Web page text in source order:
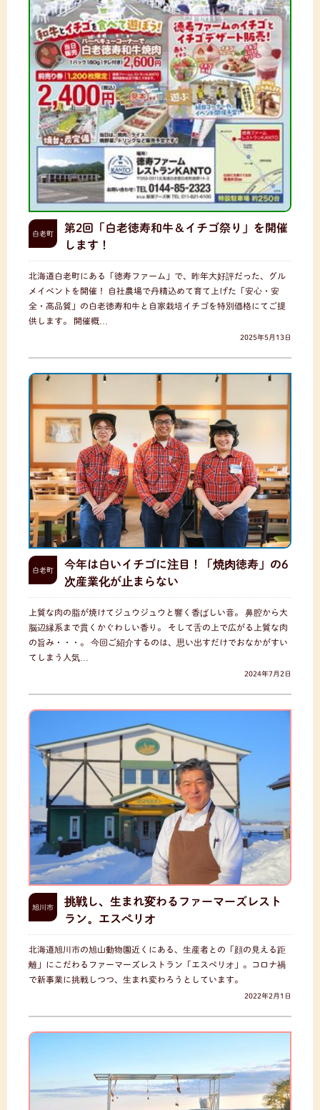
白老町
第2回「白老徳寿和牛＆イチゴ祭り」を開催
します！
北海道白老町にある「徳寿ファーム」で、昨年大好評だった、グル
メイベントを開催！ 自社農場で丹精込めて育て上げた「安心・安
全・高品質」の白老徳寿和牛と自家栽培イチゴを特別価格にてご提
供します。 開催概…
2025年5月13日
白老町
今年は白いイチゴに注目！「焼肉徳寿」の6
次産業化が止まらない
上質な肉の脂が焼けてジュウジュウと響く香ばしい音。 鼻腔から大
脳辺縁系まで貫くかぐわしい香り。 そして舌の上で広がる上質な肉
の旨み・・・。 今回ご紹介するのは、思い出すだけでおなかがすい
てしまう人気…
2024年7月2日
旭川市
挑戦し、生まれ変わるファーマーズレスト
ラン。エスペリオ
北海道旭川市の旭山動物園近くにある、生産者との「顔の見える距
離」にこだわるファーマーズレストラン「エスペリオ」。コロナ禍
で新事業に挑戦しつつ、生まれ変わろうとしています。
2022年2月1日